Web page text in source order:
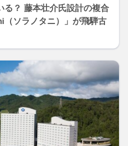
る？ 藤本壮介氏設計の複合
ソラノタニ）」が飛騨古